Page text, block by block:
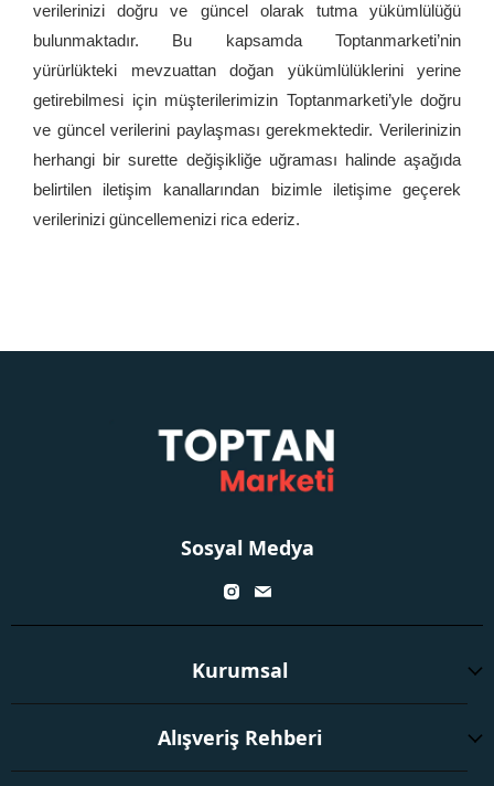
verilerinizi doğru ve güncel olarak tutma yükümlülüğü
bulunmaktadır. Bu kapsamda Toptanmarketi’nin
yürürlükteki mevzuattan doğan yükümlülüklerini yerine
getirebilmesi için müşterilerimizin Toptanmarketi’yle doğru
ve güncel verilerini paylaşması gerekmektedir. Verilerinizin
herhangi bir surette değişikliğe uğraması halinde aşağıda
belirtilen iletişim kanallarından bizimle iletişime geçerek
verilerinizi güncellemenizi rica ederiz.
Sosyal Medya
Kurumsal
Alışveriş Rehberi